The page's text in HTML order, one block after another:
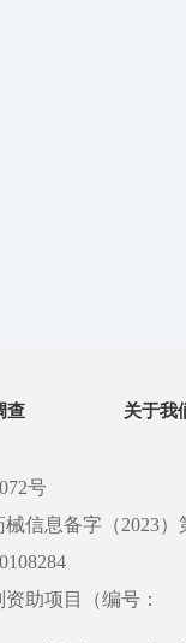
查 关于我
号
信息备字（2023）
助项目（编号：